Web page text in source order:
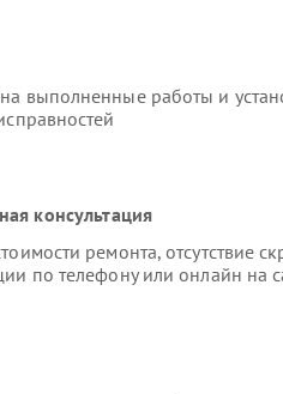
выполненные работы и
консультация
ремонта, отсутствие
по телефону или онлайн на